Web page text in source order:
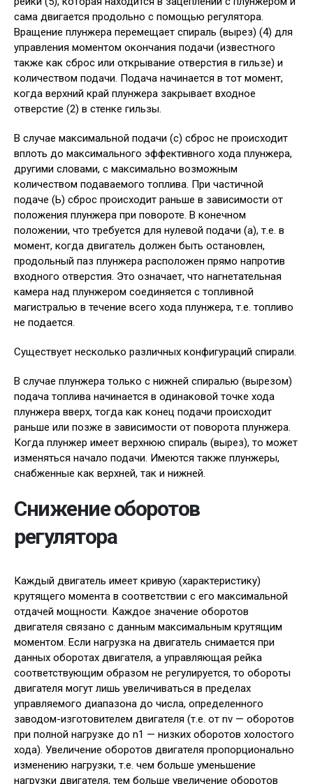
сама двигается продольно с помощью регулятора.
Вращение плунжера перемещает спираль (вырез) (4) для
управления моментом окончания подачи (известного
также как сброс или открывание отверстия в гильзе) и
количеством подачи. Подача начинается в тот момент,
когда верхний край плунжера закрывает входное
отверстие (2) в стенке гильзы.
В случае максимальной подачи (с) сброс не происходит
вплоть до максимального эффективного хода плунжера,
другими словами, с максимально возможным
количеством подаваемого топлива. При частичной
подаче (Ь) сброс происходит раньше в зависимости от
положения плунжера при повороте. В конечном
положении, что требуется для нулевой подачи (а), т.е. в
момент, когда двигатель должен быть остановлен,
продольный паз плунжера расположен прямо напротив
входного отверстия. Это означает, что нагнетательная
камера над плунжером соединяется с топливной
магистралью в течение всего хода плунжера, т.е. топливо
не подается.
Существует несколько различных конфигураций спирали.
В случае плунжера только с нижней спиралью (вырезом)
подача топлива начинается в одинаковой точке хода
плунжера вверх, тогда как конец подачи происходит
раньше или позже в зависимости от поворота плунжера.
Когда плунжер имеет верхнюю спираль (вырез), то может
изменяться начало подачи. Имеются также плунжеры,
снабженные как верхней, так и нижней.
Снижение оборотов
регулятора
Каждый двигатель имеет кривую (характеристику)
крутящего момента в соответствии с его максимальной
отдачей мощности. Каждое значение оборотов
двигателя связано с данным максимальным крутящим
моментом. Если нагрузка на двигатель снимается при
данных оборотах двигателя, а управляющая рейка
соответствующим образом не регулируется, то обороты
двигателя могут лишь увеличиваться в пределах
управляемого диапазона до числа, определенного
заводом-изготовителем двигателя (т.е. от nv — оборотов
при полной нагрузке до n1 — низких оборотов холостого
хода). Увеличение оборотов двигателя пропорционально
изменению нагрузки, т.е. чем больше уменьшение
нагрузки двигателя, тем больше увеличение оборотов